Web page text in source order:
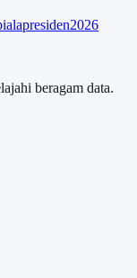
beragam data.